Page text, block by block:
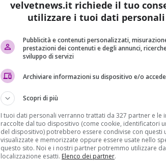
velvetnews.it richiede il tuo
utilizzare i tuoi dati personali
Pubblicità e contenuti personalizzati,
prestazioni dei contenuti e degli annunci,
sviluppo di servizi
Archiviare informazioni su dispositivo e/o
Scopri di più
I tuoi dati personali verranno trattati da 327 partner e le
raccolte dal tuo dispositivo (come cookie, identificatori
del dispositivo) potrebbero essere condivise con questi
visualizzate e memorizzate oppure essere usate nello
questo sito. Noi e i nostri partner potremmo utilizzare
localizzazione esatti. Elenco dei partner.